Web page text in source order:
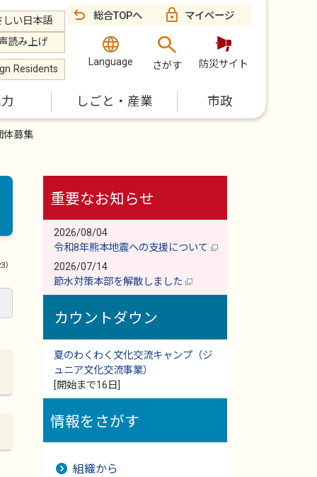
しい日本語
読み上げ
Residents
総合TOPへ マイページ
Language さがす 防災サイト
しごと・産業 市政
体募集
）
重要なお知らせ
2026/08/04
令和8年熊本地震への支援について
2026/07/14
節水対策本部を解散しました
カウントダウン
夏のわくわく文化交流キャンプ（ジ
ュニア文化交流事業）
[開始まで16日]
情報をさがす
組織から